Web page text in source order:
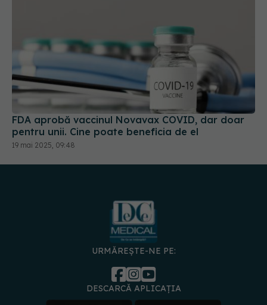
FDA aprobă vaccinul Novavax COVID, dar doar
pentru unii. Cine poate beneficia de el
19 mai 2025, 09:48
URMĂREȘTE-NE PE:
DESCARCĂ APLICAȚIA